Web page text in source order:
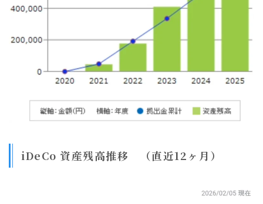
iDeCo 資産残高推移 （直近12ヶ月）